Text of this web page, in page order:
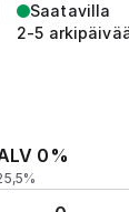
Saatavilla
2-5
0%